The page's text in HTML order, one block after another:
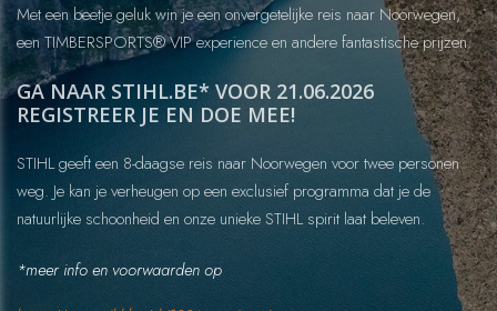
Met een beetje geluk win je een onvergetelijke reis naar Noorwegen,
een TIMBERSPORTS® VIP experience en andere fantastische prijzen.
GA NAAR STIHL.BE* VOOR 21.06.2026
REGISTREER JE EN DOE MEE!
STIHL geeft een 8-daagse reis naar Noorwegen voor twee personen
weg. Je kan je verheugen op een exclusief programma dat je de
natuurlijke schoonheid en onze unieke STIHL spirit laat beleven.
*meer info en voorwaarden op